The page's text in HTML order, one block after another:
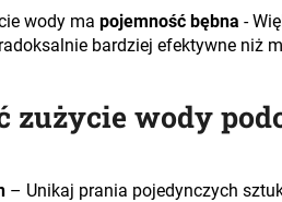
wody ma pojemność bębna -
bardziej efektywne niż
zużycie wody
– Unikaj prania pojedynczych